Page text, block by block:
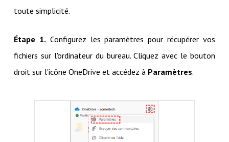
toute simplicité.
Étape 1. Configurez les paramètres pour récupérer vos
fichiers sur l'ordinateur du bureau. Cliquez avec le bouton
droit sur l'icône OneDrive et accédez à Paramètres.